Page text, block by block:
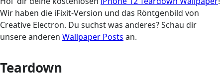
Wir haben die iFixit-Version und das Röntgenbild von
Creative Electron. Du suchst was anderes? Schau dir
unsere anderen Wallpaper Posts an.
Teardown